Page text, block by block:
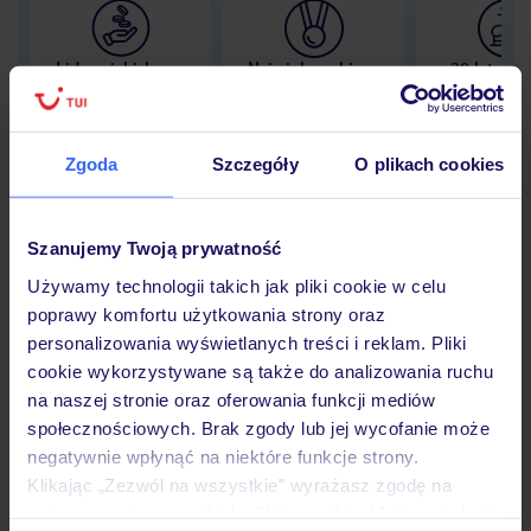
Zgoda Szczegóły O plikach cookies
Szanujemy Twoją prywatność
Używamy technologii takich jak pliki cookie w celu
poprawy komfortu użytkowania strony oraz
personalizowania wyświetlanych treści i reklam. Pliki
cookie wykorzystywane są także do analizowania ruchu
na naszej stronie oraz oferowania funkcji mediów
społecznościowych. Brak zgody lub jej wycofanie może
negatywnie wpłynąć na niektóre funkcje strony.
Klikając „Zezwól na wszystkie” wyrażasz zgodę na
Lider niskich cen
Największe biuro
30 lat w
Hotel
Opinie
Pokoje